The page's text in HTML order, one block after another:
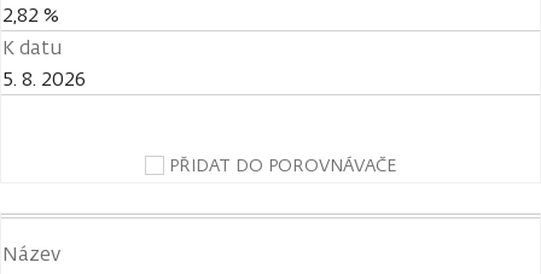
2,82 %
K datu
5. 8. 2026
PŘIDAT DO POROVNÁVAČE
Název